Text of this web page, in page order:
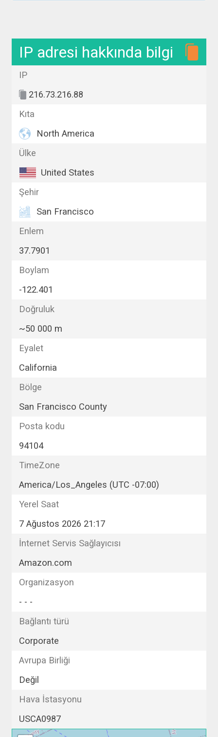
IP adresi hakkında bilgi
IP
216.73.216.88
Kıta
North America
Ülke
United States
Şehir
San Francisco
Enlem
37.7901
Boylam
-122.401
Doğruluk
~50 000 m
Eyalet
California
Bölge
San Francisco County
Posta kodu
94104
TimeZone
America/Los_Angeles (UTC -07:00)
Yerel Saat
7 Ağustos 2026 21:17
İnternet Servis Sağlayıcısı
Amazon.com
Organizasyon
- - -
Bağlantı türü
Corporate
Avrupa Birliği
Değil
Hava İstasyonu
USCA0987